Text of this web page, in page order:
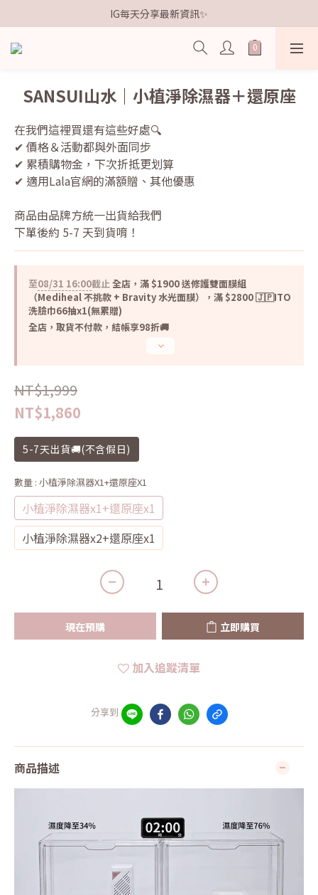
歡迎加入鐵粉社群🎟️
IG每天分享最新資訊✨
歡迎加入鐵粉社群🎟️
SANSUI山水｜小植淨除濕器＋還原座
在我們這裡買還有這些好處🔍
✔ 價格＆活動都與外面同步
✔ 累積購物金，下次折抵更划算
✔ 適用Lala官網的滿額贈、其他優惠
商品由品牌方統一出貨給我們
下單後約 5-7 天到貨唷！
至08/31 16:00截止全店，滿 $1900 送修護雙面膜組
（Mediheal 不挑款 + Bravity 水光面膜），滿 $2800 🇯🇵ITO
洗臉巾66抽x1(無累贈)
全店，取貨不付款，結帳享98折🚚
NT$1,999
NT$1,860
5-7天出貨🚚(不含假日)
數量 : 小植淨除濕器x1+還原座x1
小植淨除濕器x1+還原座x1
小植淨除濕器x2+還原座x1
現在預購 立即購買
加入追蹤清單
分享到
商品描述